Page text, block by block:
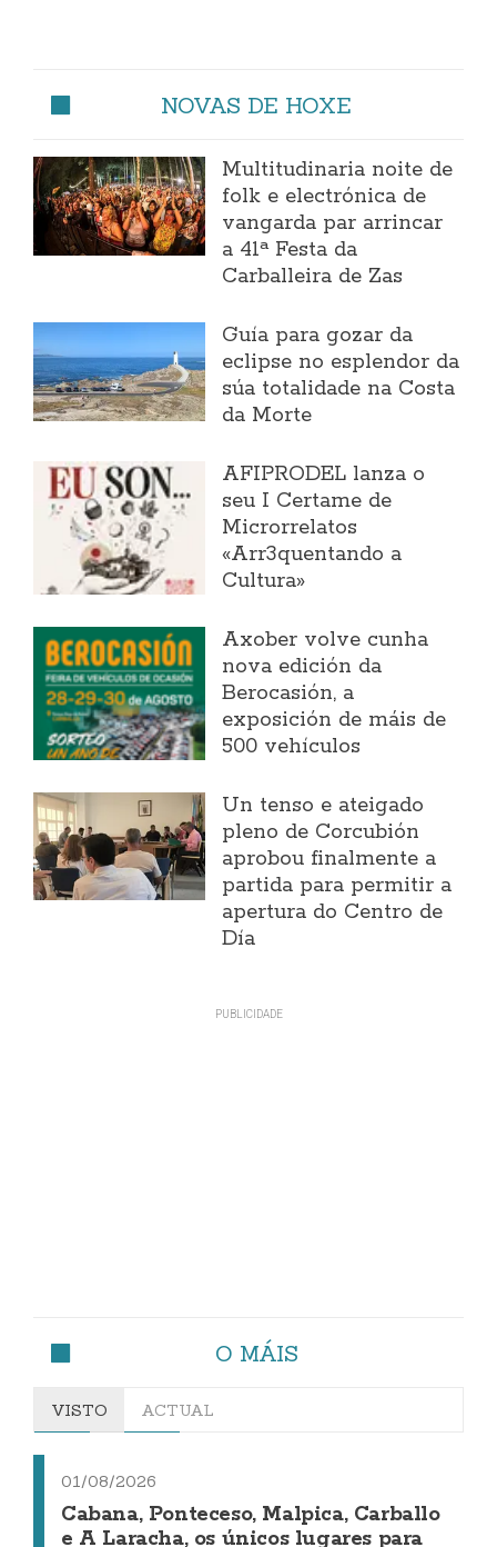
NOVAS DE HOXE
Multitudinaria noite de
folk e electrónica de
vangarda par arrincar
a 41ª Festa da
Carballeira de Zas
Guía para gozar da
eclipse no esplendor da
súa totalidade na Costa
da Morte
AFIPRODEL lanza o
seu I Certame de
Microrrelatos
«Arr3quentando a
Cultura»
Axober volve cunha
nova edición da
Berocasión, a
exposición de máis de
500 vehículos
Un tenso e ateigado
pleno de Corcubión
aprobou finalmente a
partida para permitir a
apertura do Centro de
Día
O MÁIS
VISTO ACTUAL
01/08/2026
Cabana, Ponteceso, Malpica, Carballo
e A Laracha, os únicos lugares para